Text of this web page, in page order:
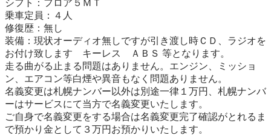
シフト：フロア５ＭＴ
乗車定員：４人
修復歴：無し
装備：現状オーディオ無しですが引き渡し時ＣＤ、ラジオを
お付け致します　キーレス　ＡＢＳ 等となります。
走る曲がる止まる問題はありません。エンジン、ミッショ
ン、エアコン等白煙や異音もなく問題ありません。
名義変更は札幌ナンバー以外は別途一律１万円、札幌ナンバ
ーはサービスにて当方で名義変更いたします。
ご自身で名義変更をする場合は名義変更完了確認がとれるま
で預かり金として３万円お預かりいたします。